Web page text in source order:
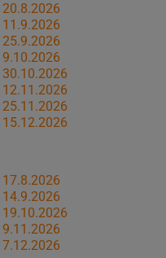
20.8.2026
11.9.2026
25.9.2026
9.10.2026
30.10.2026
12.11.2026
25.11.2026
15.12.2026
17.8.2026
14.9.2026
19.10.2026
9.11.2026
7.12.2026